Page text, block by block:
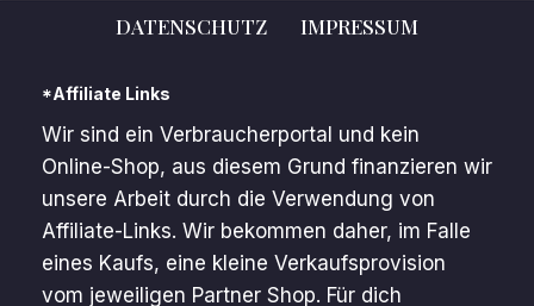
DATENSCHUTZ IMPRESSUM
*Affiliate Links
Wir sind ein Verbraucherportal und kein
Online-Shop, aus diesem Grund finanzieren wir
unsere Arbeit durch die Verwendung von
Affiliate-Links. Wir bekommen daher, im Falle
eines Kaufs, eine kleine Verkaufsprovision
vom jeweiligen Partner Shop. Für dich